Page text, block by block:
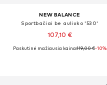
NEW BALANCE
Sportbačiai be auliuko '530'
107,10 €
Yra daugybė dydžių
Paskutinė mažiausia kaina:119,00 €-10%